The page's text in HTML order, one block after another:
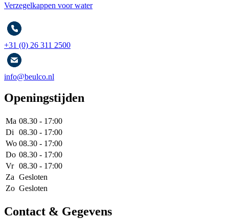
Verzegelkappen voor water
+31 (0) 26 311 2500
info@beulco.nl
Openingstijden
Ma 08.30 - 17:00
Di
08.30 - 17:00
Wo 08.30 - 17:00
Do 08.30 - 17:00
Vr 08.30 - 17:00
Za Gesloten
Zo Gesloten
Contact & Gegevens